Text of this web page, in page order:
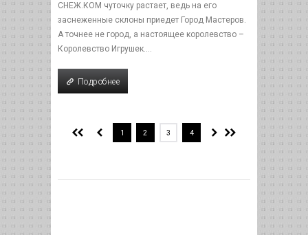
СНЕЖ.КОМ чуточку растает, ведь на его
заснеженные склоны приедет Город Мастеров.
А точнее не город, а настоящее королевство –
Королевство Игрушек....
Подробнее
1 2 3 4